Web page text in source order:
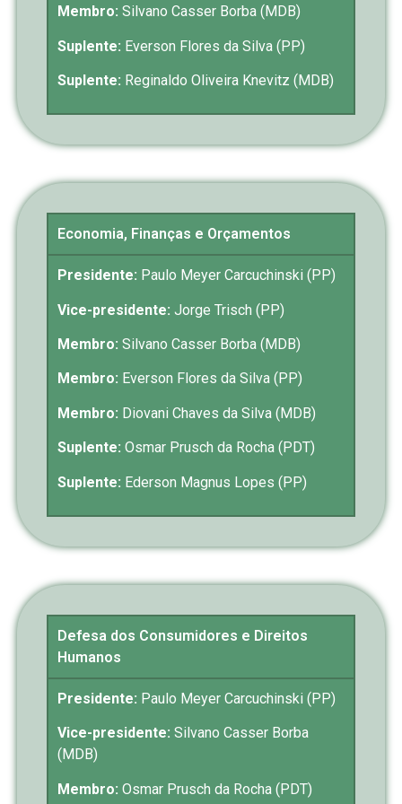
Membro: Silvano Casser Borba (MDB)
Suplente: Everson Flores da Silva (PP)
Suplente: Reginaldo Oliveira Knevitz (MDB)
Economia, Finanças e Orçamentos
Presidente: Paulo Meyer Carcuchinski (PP)
Vice-presidente: Jorge Trisch (PP)
Membro: Silvano Casser Borba (MDB)
Membro: Everson Flores da Silva (PP)
Membro: Diovani Chaves da Silva (MDB)
Suplente: Osmar Prusch da Rocha (PDT)
Suplente: Ederson Magnus Lopes (PP)
Defesa dos Consumidores e Direitos
Humanos
Presidente: Paulo Meyer Carcuchinski (PP)
Vice-presidente: Silvano Casser Borba
(MDB)
Membro: Osmar Prusch da Rocha (PDT)